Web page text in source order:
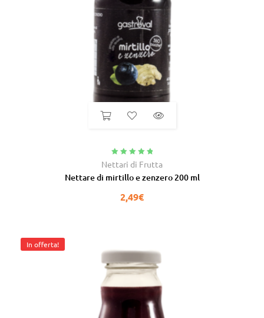
Valutato 5.00
Nettari di Frutta
Nettare di mirtillo e zenzero 200 ml
2,49€
In offerta!